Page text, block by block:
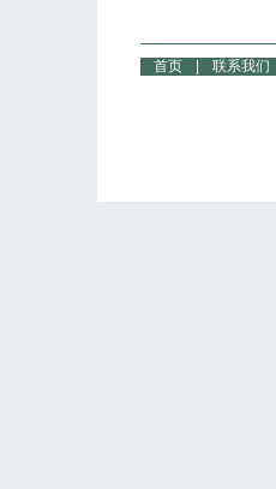
首页 联系我们